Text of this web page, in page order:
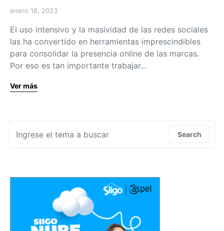
enero 18, 2023
El uso intensivo y la masividad de las redes sociales
las ha convertido en herramientas imprescindibles
para consolidar la presencia online de las marcas.
Por eso es tan importante trabajar…
Ver más
Search